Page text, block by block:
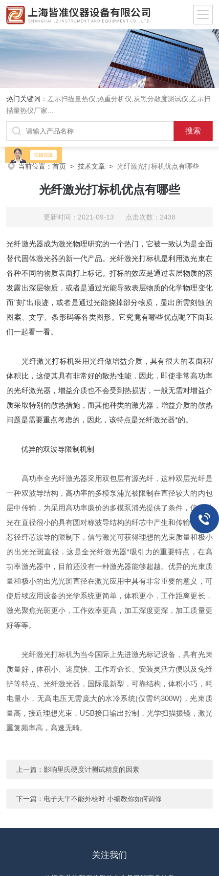
热门关键词： 差示扫描量热仪 ,热重分析仪 炭黑分散度测试仪 差示扫
描量热仪厂家
当前位置：首页 >技术文章 >光纤激光打标机优点有哪些
光纤激光打标机优点有哪些
更新时间：2021-09-13 点击次数：2438
光纤激光器成为激光物理研究的一个热门，它被一致认为是全面
替代固体激光器的新一代产品。光纤激光打标机是利用激光束在
各种不同的物质表面打上标记。打标的效应是通过表层物质的蒸
发露出深层物质，或者是通过光能导致表层物质的化学物理变化
而"刻"出痕迹，或者是通过光能烧掉部分物质，显出所需刻蚀的
图案、文字、条形码等各类图形。它究竟有哪些优点呢?下面我
们一起看一看。
光纤激光打标机采用光纤做增益介质，具有很大的表面积/
体积比，这使其具有非常好的散热性能，因此，即使非常高功率
的光纤激光器，增益介质也不会受到热损害，一般无需对增益介
质采取特别的散热措施，而其他种类的激光器，增益介质的散热
问题是需要重点考虑的，因此，该特点是光纤激光器*的。
优异的双波导限制机制
高功率全光纤激光器采用双包层有源光纤，这种双层光纤是
一种双波导结构，高功率的多模泵浦光被限制在直径较大的内包
层中传输，为采用高功率廉价的多模泵浦光提供了条件，信号激
光在直径很小的具有圆对称波导结构的纤芯中产生和传输，在小
芯径纤芯波导的限制下，信号激光可获得理想的光束质量和极小
的出光光斑直径，这是全光纤激光器*吸引力的重要特点，在高
功率激光器中，目前还没有一种激光器能够超越。优异的光束质
量和极小的出光光斑直径在激光应用中具有非常重要的意义，可
使后续应用设备的光学系统更简单，体积更小，工作距离更长，
激光聚焦光斑更小，工作效率更高，加工深度更深，加工质量更
好等等。
光纤激光打标机为当今国际上先进激光标记设备，具有光束
质量好，体积小、速度快、工作寿命长、安装灵活方便以及免维
护等特点。光纤激光器，国际最新型，可靠结构，体积小巧，耗
电量小，无高电压无需庞大的水冷系统(仅需约300W)，光束质
量高，接近理想光束，USB接口输出控制，光学扫描振镜，激光
重复频率高，高速无畸。
上一篇：影响里氏硬度计测试精度的因素
下一篇： 电子天平不能外校时 小编教你如何调修
关注我们